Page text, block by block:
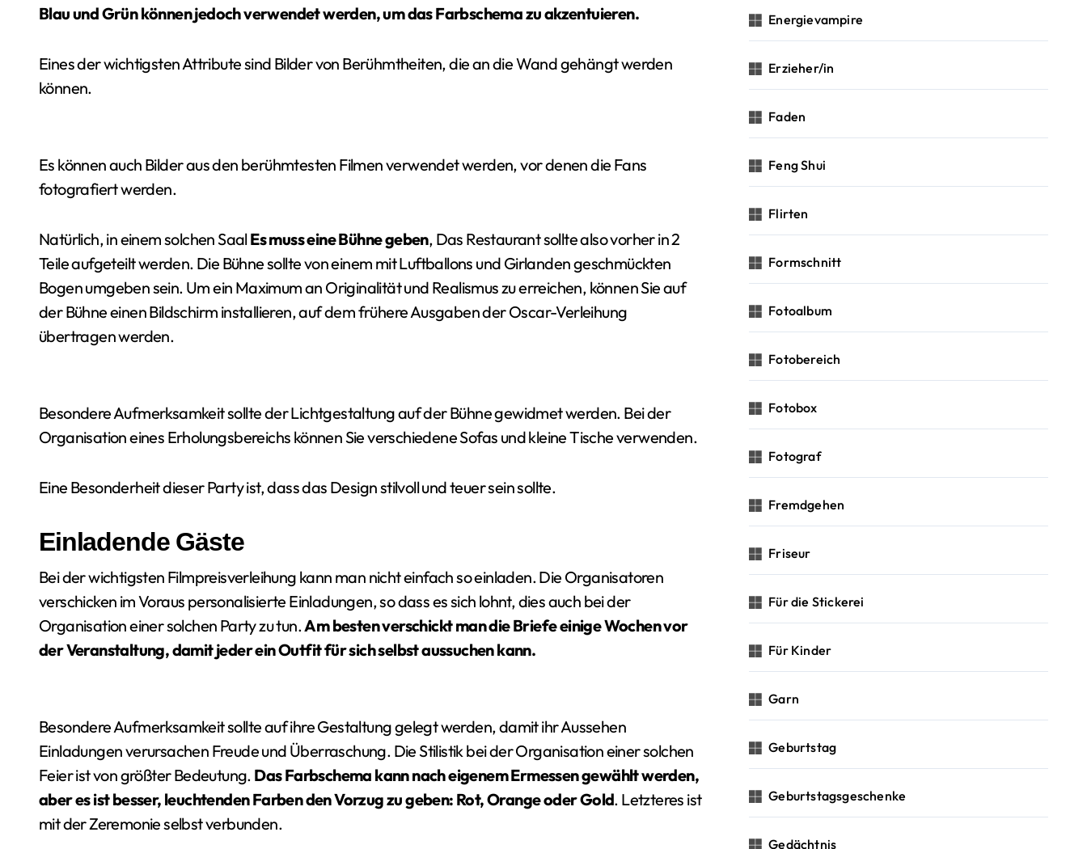
Blau und Grün können jedoch verwendet werden, um das Farbschema zu akzentuieren.
Eines der wichtigsten Attribute sind Bilder von Berühmtheiten, die an die Wand gehängt werden
können.
Es können auch Bilder aus den berühmtesten Filmen verwendet werden, vor denen die Fans
fotografiert werden.
Natürlich, in einem solchen SaalEs muss eine Bühne geben, Das Restaurant sollte also vorher in 2
Teile aufgeteilt werden. Die Bühne sollte von einem mit Luftballons und Girlanden geschmückten
Bogen umgeben sein. Um ein Maximum an Originalität und Realismus zu erreichen, können Sie auf
der Bühne einen Bildschirm installieren, auf dem frühere Ausgaben der Oscar-Verleihung
übertragen werden.
Besondere Aufmerksamkeit sollte der Lichtgestaltung auf der Bühne gewidmet werden. Bei der
Organisation eines Erholungsbereichs können Sie verschiedene Sofas und kleine Tische verwenden.
Eine Besonderheit dieser Party ist, dass das Design stilvoll und teuer sein sollte.
Einladende Gäste
Bei der wichtigsten Filmpreisverleihung kann man nicht einfach so einladen. Die Organisatoren
verschicken im Voraus personalisierte Einladungen, so dass es sich lohnt, dies auch bei der
Organisation einer solchen Party zu tun.Am besten verschickt man die Briefe einige Wochen vor
der Veranstaltung, damit jeder ein Outfit für sich selbst aussuchen kann.
Besondere Aufmerksamkeit sollte auf ihre Gestaltung gelegt werden, damit ihr Aussehen
Einladungen verursachen Freude und Überraschung. Die Stilistik bei der Organisation einer solchen
Feier ist von größter Bedeutung. Das Farbschema kann nach eigenem Ermessen gewählt werden,
aber es ist besser, leuchtenden Farben den Vorzug zu geben: Rot, Orange oder Gold. Letzteres ist
mit der Zeremonie selbst verbunden.
Energievampire
Erzieher/in
Faden
Feng Shui
Flirten
Formschnitt
Fotoalbum
Fotobereich
Fotobox
Fotograf
Fremdgehen
Friseur
Für die Stickerei
Für Kinder
Garn
Geburtstag
Geburtstagsgeschenke
Gedächtnis